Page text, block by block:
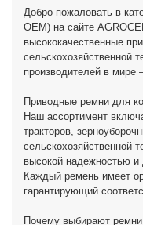
Добро пожаловать в
OEM) на сайте
высококачественные
сельскохозяйственной
производителей в мире
Приводные ремни для
Наш ассортимент
тракторов,
сельскохозяйственной
высокой надежностью и
Каждый ремень имеет
гарантирующий
Почему выбирают